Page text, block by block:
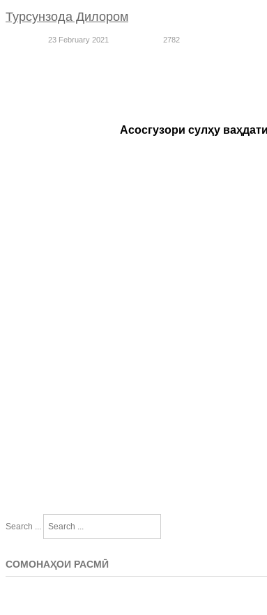
Турсунзода Дилором
23 February 2021 2782
Асосгузори сулҳу
Search ...
СОМОНАҲОИ РАСМӢ